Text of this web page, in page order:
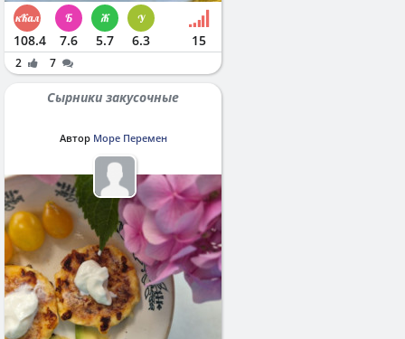
108.4 7.6 5.7 6.3 15
2 7
Сырники закусочные
Автор Море Перемен